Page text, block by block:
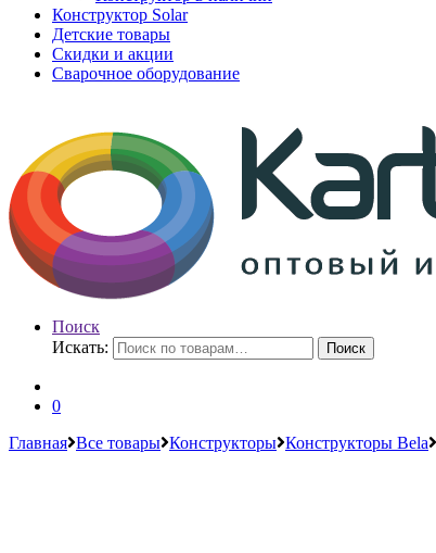
Конструктор Solar
Детские товары
Скидки и акции
Сварочное оборудование
Поиск
Искать:
Поиск
0
Главная Все товары Конструкторы Конструкторы Bela